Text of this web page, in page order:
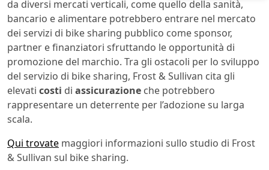
da diversi mercati verticali, come quello della sanità,
bancario e alimentare potrebbero entrare nel mercato
dei servizi di bike sharing pubblico come sponsor,
partner e finanziatori sfruttando le opportunità di
promozione del marchio. Tra gli ostacoli per lo sviluppo
del servizio di bike sharing, Frost & Sullivan cita gli
elevati costi di assicurazione che potrebbero
rappresentare un deterrente per l’adozione su larga
scala.
Qui trovate maggiori informazioni sullo studio di Frost
& Sullivan sul bike sharing.